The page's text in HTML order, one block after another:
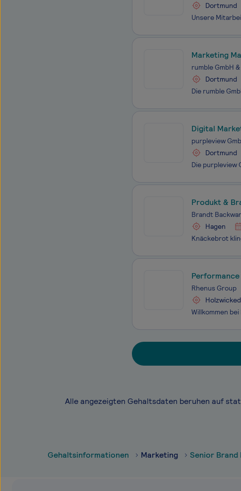
Dortmund
Marketing
rumble GmbH
Dortmund
Digital
purpleview
Dortmund
Produkt &
Brandt
Hagen
Rhenus Group
Alle angezeigten Gehaltsdaten beruhen auf
Gehaltsinformationen Marketing Senior Brand